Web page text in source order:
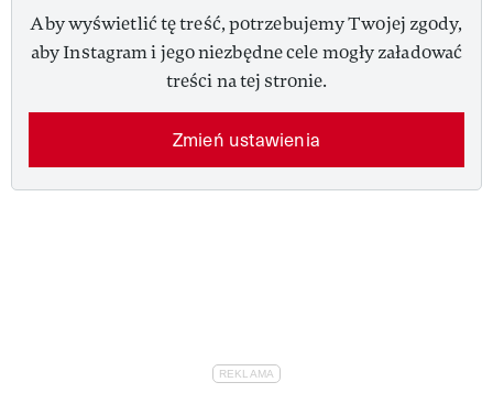
Aby wyświetlić tę treść, potrzebujemy Twojej zgody,
aby Instagram i jego niezbędne cele mogły załadować
treści na tej stronie.
Zmień ustawienia